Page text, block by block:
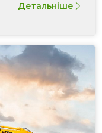
Детальніше